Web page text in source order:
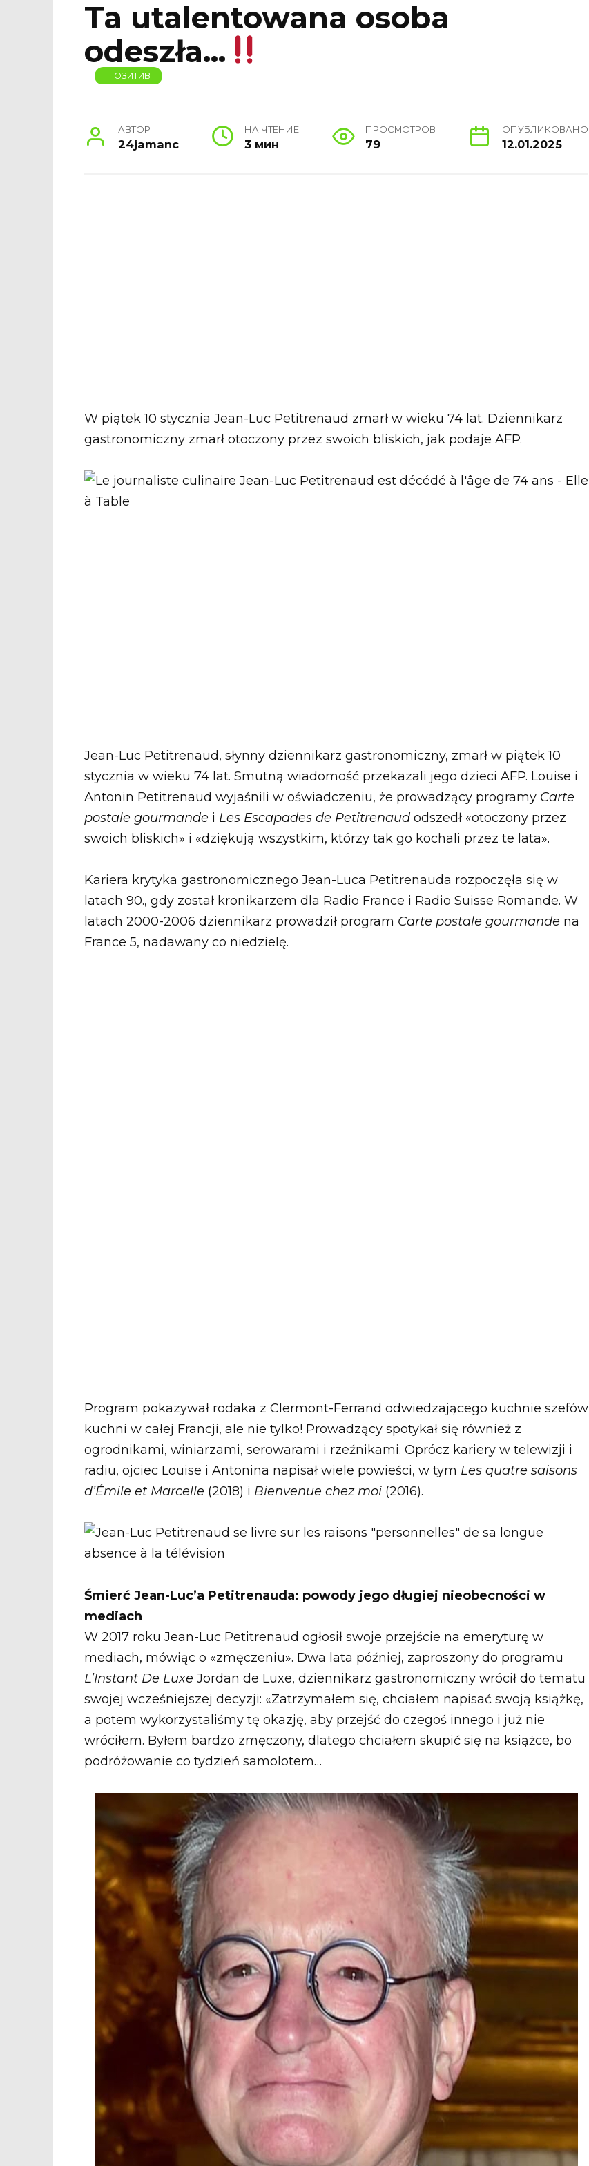
Ta utalentowana osoba
odeszła…
ПОЗИТИВ
АВТОР
24jamanc
НА ЧТЕНИЕ
3 мин
ПРОСМОТРОВ
79
ОПУБЛИКОВАНО
12.01.2025
W piątek 10 stycznia Jean-Luc Petitrenaud zmarł w wieku 74 lat. Dziennikarz
gastronomiczny zmarł otoczony przez swoich bliskich, jak podaje AFP.
Jean-Luc Petitrenaud, słynny dziennikarz gastronomiczny, zmarł w piątek 10
stycznia w wieku 74 lat. Smutną wiadomość przekazali jego dzieci AFP. Louise i
Antonin Petitrenaud wyjaśnili w oświadczeniu, że prowadzący programy Carte
postale gourmande i Les Escapades de Petitrenaud odszedł «otoczony przez
swoich bliskich» i «dziękują wszystkim, którzy tak go kochali przez te lata».
Kariera krytyka gastronomicznego Jean-Luca Petitrenauda rozpoczęła się w
latach 90., gdy został kronikarzem dla Radio France i Radio Suisse Romande. W
latach 2000-2006 dziennikarz prowadził program Carte postale gourmande na
France 5, nadawany co niedzielę.
Program pokazywał rodaka z Clermont-Ferrand odwiedzającego kuchnie szefów
kuchni w całej Francji, ale nie tylko! Prowadzący spotykał się również z
ogrodnikami, winiarzami, serowarami i rzeźnikami. Oprócz kariery w telewizji i
radiu, ojciec Louise i Antonina napisał wiele powieści, w tym Les quatre saisons
d’Émile et Marcelle (2018) i Bienvenue chez moi (2016).
Śmierć Jean-Luc’a Petitrenauda: powody jego długiej nieobecności w
mediach
W 2017 roku Jean-Luc Petitrenaud ogłosił swoje przejście na emeryturę w
mediach, mówiąc o «zmęczeniu». Dwa lata później, zaproszony do programu
L’Instant De Luxe Jordan de Luxe, dziennikarz gastronomiczny wrócił do tematu
swojej wcześniejszej decyzji: «Zatrzymałem się, chciałem napisać swoją książkę,
a potem wykorzystaliśmy tę okazję, aby przejść do czegoś innego i już nie
wróciłem. Byłem bardzo zmęczony, dlatego chciałem skupić się na książce, bo
podróżowanie co tydzień samolotem…